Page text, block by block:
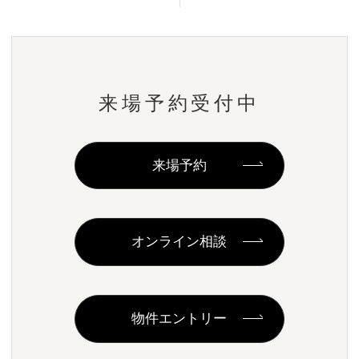
来場予約受付中
来場予約
オンライン相談
物件エントリー